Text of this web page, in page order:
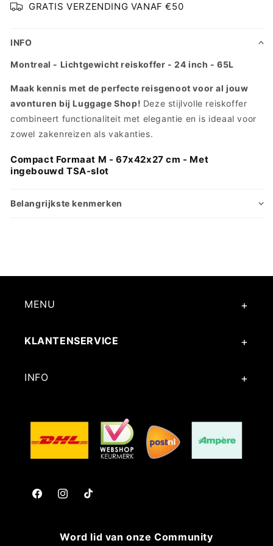
GRATIS VERZENDING VANAF €50
INFO
Montreal - Lichtgewicht reiskoffer - 24 inch - 65L
Maak kennis met de perfecte reisgenoot voor al jouw
avonturen bij Luggage Shop! Deze stijlvolle reiskoffer
combineert functionaliteit met elegantie en is ideaal voor
zowel zakenreizen als vakanties.
Compact Formaat M - 67x42x27 cm - Met
ingebouwd TSA-slot
Belangrijkste kenmerken
MENU
KLANTENSERVICE
INFO
FacebookInstagramTikTok
Word lid van onze Community